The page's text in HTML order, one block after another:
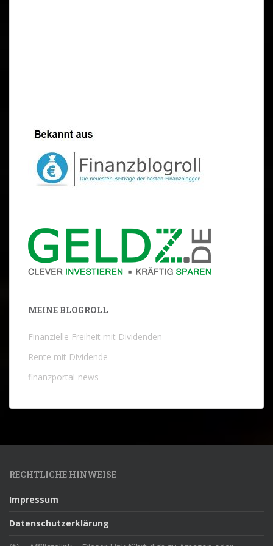
MEINE BLOGROLL
Finanzielle Freiheit mit Dividenden
Rente mit Dividende
finanzportal-news
RECHTLICHE HINWEISE
Impressum
Datenschutzerklärung